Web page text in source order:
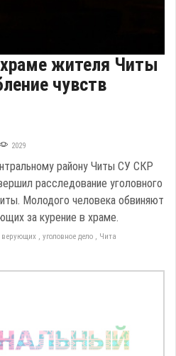
жителя Читы
чувств
2029
району Читы СУ СКР
расследование уголовного
Молодого человека обвиняют
за курение в храме.
верующих , уголовное дело , Чита